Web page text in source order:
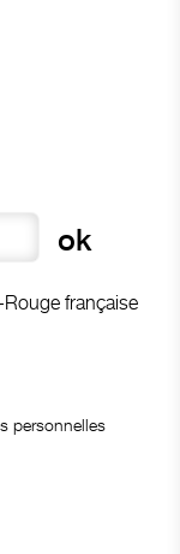
française
personnelles